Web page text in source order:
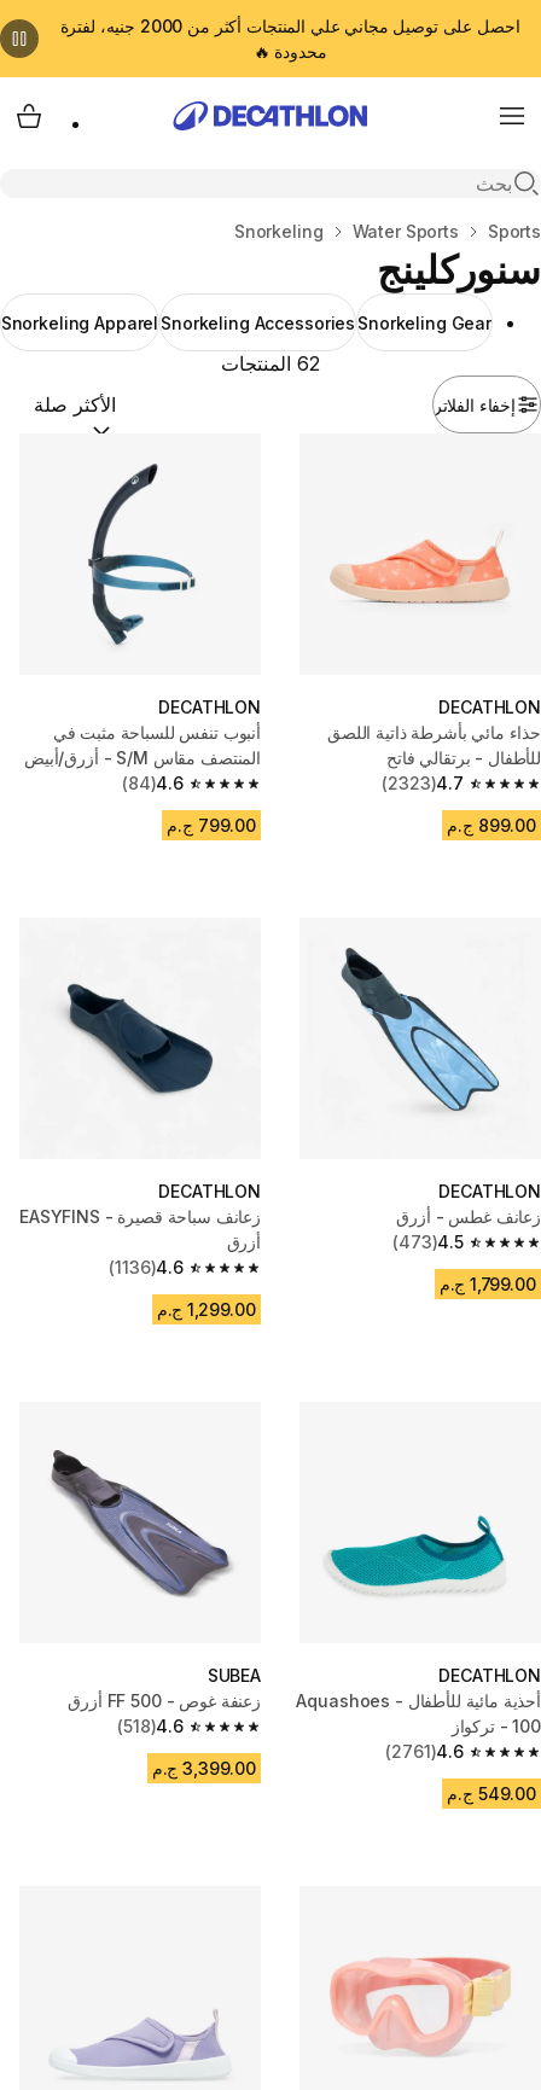
احصل على توصيل مجاني علي المنتجات أكثر من 2000 جنيه، لفترة
محدودة 🔥
Menu
Open search
المنزل
Sports
Water Sports
Snorkeling
سنوركلينج
Snorkeling Gear
Snorkeling Accessories
Snorkeling Apparel
إخفاء الفلاتر
62 المنتجات
ترتيب حسب:
DECATHLON
حذاء مائي بأشرطة ذاتية اللصق
للأطفال - برتقالي فاتح
4.7
4.7 out of 5 stars from 2323 reviews
(2323)
899.00 ج.م
DECATHLON
أنبوب تنفس للسباحة مثبت في
المنتصف مقاس S/M - أزرق/أبيض
4.6
4.6 out of 5 stars from 84 reviews
(84)
799.00 ج.م
DECATHLON
زعانف غطس - أزرق
4.5
4.5 out of 5 stars from 473 reviews
(473)
1,799.00 ج.م
DECATHLON
زعانف سباحة قصيرة - EASYFINS
أزرق
4.6
4.6 out of 5 stars from 1136 reviews
(1136)
1,299.00 ج.م
DECATHLON
أحذية مائية للأطفال - Aquashoes
100 - تركواز
4.6
4.6 out of 5 stars from 2761 reviews
(2761)
549.00 ج.م
SUBEA
زعنفة غوص - FF 500 أزرق
4.6
4.6 out of 5 stars from 518 reviews
(518)
3,399.00 ج.م